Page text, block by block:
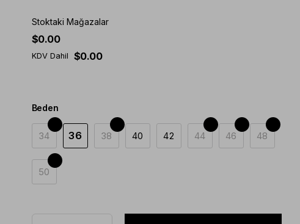
Stoktaki Mağazalar
$0.00
KDV Dahil $0.00
Beden
34 36 38 40 42 44 46 48
50